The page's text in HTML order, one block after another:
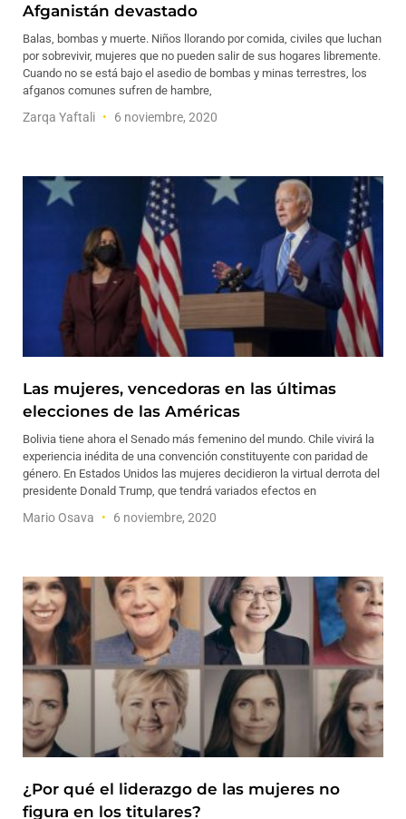
Afganistán devastado
Balas, bombas y muerte. Niños llorando por comida, civiles que luchan
por sobrevivir, mujeres que no pueden salir de sus hogares libremente.
Cuando no se está bajo el asedio de bombas y minas terrestres, los
afganos comunes sufren de hambre,
Zarqa Yaftali 6 noviembre, 2020
Las mujeres, vencedoras en las últimas
elecciones de las Américas
Bolivia tiene ahora el Senado más femenino del mundo. Chile vivirá la
experiencia inédita de una convención constituyente con paridad de
género. En Estados Unidos las mujeres decidieron la virtual derrota del
presidente Donald Trump, que tendrá variados efectos en
Mario Osava 6 noviembre, 2020
¿Por qué el liderazgo de las mujeres no
figura en los titulares?